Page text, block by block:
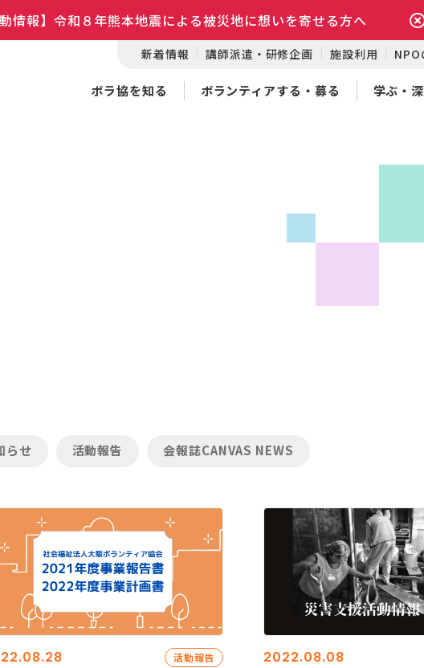
情報】令和８年熊本地震による被災地に想いを寄せる方へ
新着情報 講師派遣・研修企画 施設利用 NPO
ボラ協を知る ボランティアする・募る 学ぶ・
らせ 活動報告 会報誌CANVAS NEWS
活動報告 2022.08.08